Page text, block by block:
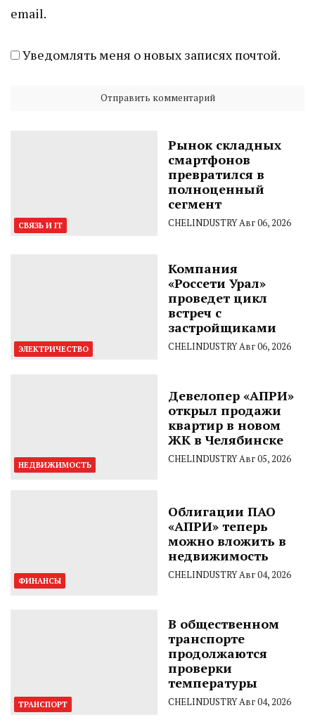
email.
Уведомлять меня о новых записях почтой.
СВЯЗЬ И IT
Рынок складных
смартфонов
превратился в
полноценный
сегмент
CHELINDUSTRYАвг 06, 2026
ЭЛЕКТРИЧЕСТВО
Компания
«Россети Урал»
проведет цикл
встреч с
застройщиками
CHELINDUSTRYАвг 06, 2026
НЕДВИЖИМОСТЬ
Девелопер «АПРИ»
открыл продажи
квартир в новом
ЖК в Челябинске
CHELINDUSTRYАвг 05, 2026
ФИНАНСЫ
Облигации ПАО
«АПРИ» теперь
можно вложить в
недвижимость
CHELINDUSTRYАвг 04, 2026
ТРАНСПОРТ
В общественном
транспорте
продолжаются
проверки
температуры
CHELINDUSTRYАвг 04, 2026